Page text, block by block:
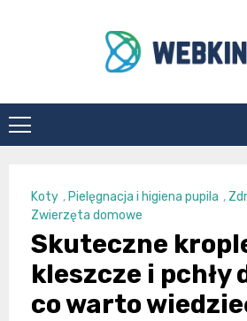
Koty , Pielęgnacja i higiena pupila ,
Zwierzęta domowe
Skuteczne
kleszcze i pchły
co warto